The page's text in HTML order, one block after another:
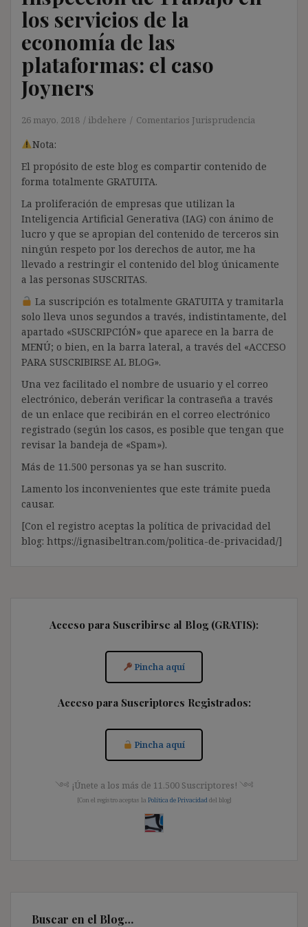
los servicios de la
economía de las
plataformas: el caso
Joyners
26 mayo, 2018 ibdehere Comentarios Jurisprudencia
Nota:
El propósito de este blog es compartir contenido de
forma totalmente GRATUITA.
La proliferación de empresas que utilizan la
Inteligencia Artificial Generativa (IAG) con ánimo de
lucro y que se apropian del contenido de terceros sin
ningún respeto por los derechos de autor, me ha
llevado a restringir el contenido del blog únicamente
a las personas SUSCRITAS.
La suscripción es totalmente GRATUITA y tramitarla
solo lleva unos segundos a través, indistintamente, del
apartado «SUSCRIPCIÓN» que aparece en la barra de
MENÚ; o bien, en la barra lateral, a través del «ACCESO
PARA SUSCRIBIRSE AL BLOG».
Una vez facilitado el nombre de usuario y el correo
electrónico, deberán verificar la contraseña a través
de un enlace que recibirán en el correo electrónico
registrado (según los casos, es posible que tengan que
revisar la bandeja de «Spam»).
Más de 11.500 personas ya se han suscrito.
Lamento los inconvenientes que este trámite pueda
causar.
[Con el registro aceptas la política de privacidad del
blog: https://ignasibeltran.com/politica-de-privacidad/]
Acceso para Suscribirse al Blog (GRATIS):
Pincha aquí
Acceso para Suscriptores Registrados:
Pincha aquí
༺ ¡Únete a los más de 11.500 Suscriptores! ༺
[Con el registro aceptas la Política de Privacidad del blog]
Buscar en el Blog…